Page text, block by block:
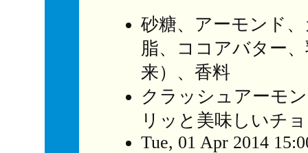
砂糖、アーモンド
脂、ココアバター
来）、香料
クラッシュアーモ
リッと美味しいチ
Tue, 01 Apr 2014